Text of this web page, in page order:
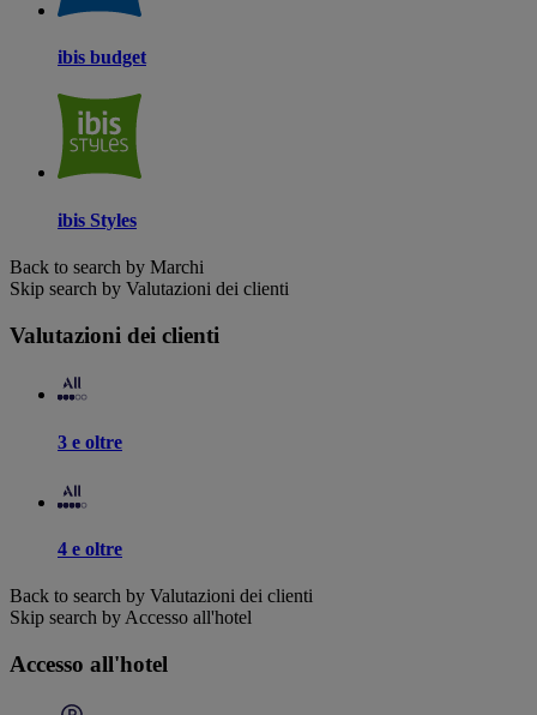
ibis budget
ibis Styles
Back to search by Marchi
Skip search by Valutazioni dei clienti
Valutazioni dei clienti
3 e oltre
4 e oltre
Back to search by Valutazioni dei clienti
Skip search by Accesso all'hotel
Accesso all'hotel